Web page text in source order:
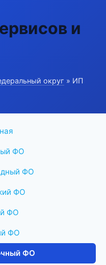
и
округ » ИП
ФО
ФО
ФО
ФО
ФО
ФО